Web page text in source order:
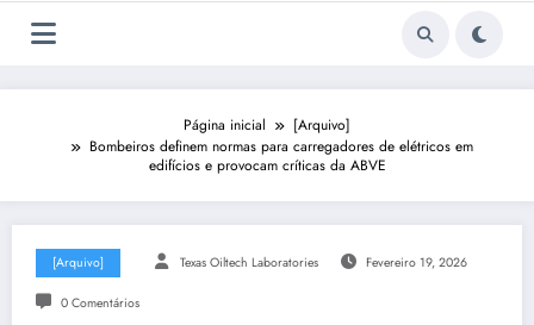
Página inicial
[Arquivo]
Bombeiros definem normas para carregadores de elétricos em
edifícios e provocam críticas da ABVE
[Arquivo] Texas Oiltech Laboratories Fevereiro 19, 2026
0 Comentários